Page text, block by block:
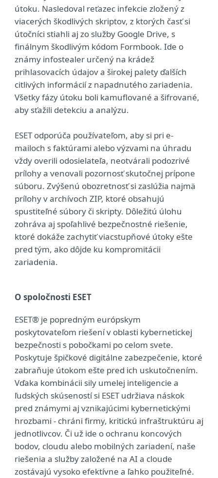
útoku. Nasledoval reťazec infekcie zložený z
viacerých škodlivých skriptov, z ktorých časť si
útočníci stiahli aj zo služby Google Drive, s
finálnym škodlivým kódom Formbook. Ide o
známy infostealer určený na krádež
prihlasovacích údajov a širokej palety ďalších
citlivých informácií z napadnutého zariadenia.
Všetky fázy útoku boli kamuflované a šifrované,
aby sťažili detekciu a analýzu.
ESET odporúča používateľom, aby si pri e-
mailoch s faktúrami alebo výzvami na úhradu
vždy overili odosielateľa, neotvárali podozrivé
prílohy a venovali pozornosť skutočnej prípone
súboru. Zvýšenú obozretnosť si zaslúžia najmä
prílohy v archívoch ZIP, ktoré obsahujú
spustiteľné súbory či skripty. Dôležitú úlohu
zohráva aj spoľahlivé bezpečnostné riešenie,
ktoré dokáže zachytiť viacstupňové útoky ešte
pred tým, ako dôjde ku kompromitácii
zariadenia.
O spoločnosti ESET
ESET® je popredným európskym
poskytovateľom riešení v oblasti kybernetickej
bezpečnosti s pobočkami po celom svete.
Poskytuje špičkové digitálne zabezpečenie, ktoré
zabraňuje útokom ešte pred ich uskutočnením.
Vďaka kombinácii sily umelej inteligencie a
ľudských skúseností si ESET udržiava náskok
pred známymi aj vznikajúcimi kybernetickými
hrozbami - chráni firmy, kritickú infraštruktúru aj
jednotlivcov. Či už ide o ochranu koncových
bodov, cloudu alebo mobilných zariadení, naše
riešenia a služby založené na AI a cloude
zostávajú vysoko efektívne a ľahko použiteľné.